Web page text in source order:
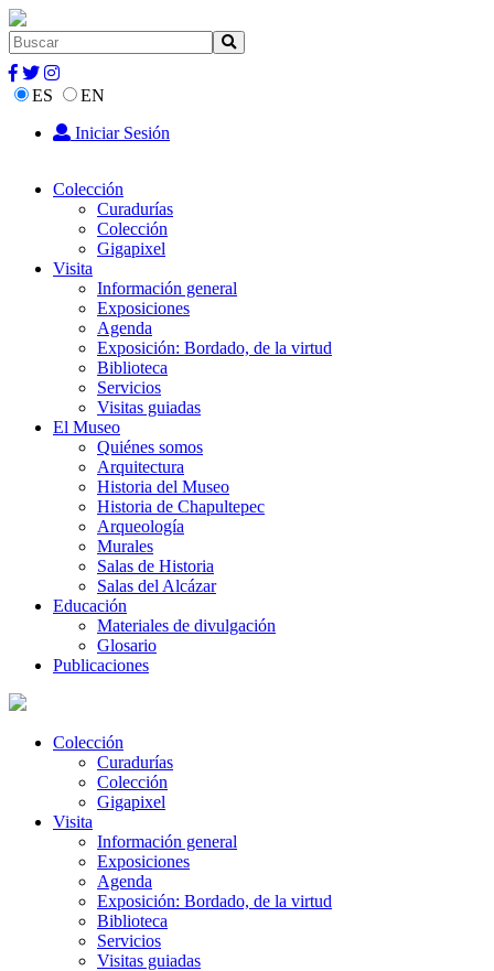
ES
EN
Iniciar Sesión
Colección
Curadurías
Colección
Gigapixel
Visita
Información general
Exposiciones
Agenda
Exposición: Bordado, de la virtud
Biblioteca
Servicios
Visitas guiadas
El Museo
Quiénes somos
Arquitectura
Historia del Museo
Historia de Chapultepec
Arqueología
Murales
Salas de Historia
Salas del Alcázar
Educación
Materiales de divulgación
Glosario
Publicaciones
Colección
Curadurías
Colección
Gigapixel
Visita
Información general
Exposiciones
Agenda
Exposición: Bordado, de la virtud
Biblioteca
Servicios
Visitas guiadas